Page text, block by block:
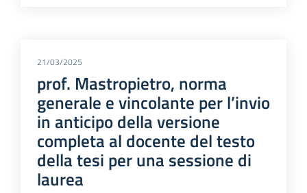
21/03/2025
prof. Mastropietro, norma
generale e vincolante per l’invio
in anticipo della versione
completa al docente del testo
della tesi per una sessione di
laurea